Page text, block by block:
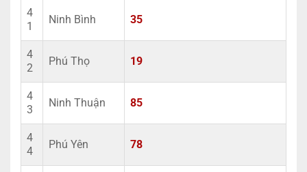
4
1
Ninh Bình 35
4
2
Phú Thọ 19
4
3
Ninh Thuận 85
4
4
Phú Yên 78